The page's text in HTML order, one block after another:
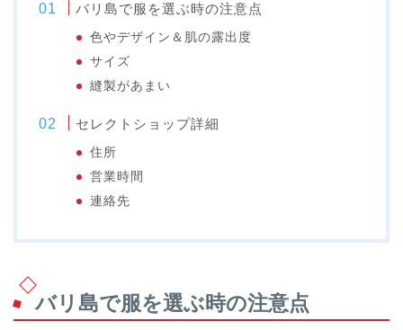
バリ島で服を選ぶ時の注意点
色やデザイン＆肌の露出度
サイズ
縫製があまい
セレクトショップ詳細
住所
営業時間
連絡先
バリ島で服を選ぶ時の注意点